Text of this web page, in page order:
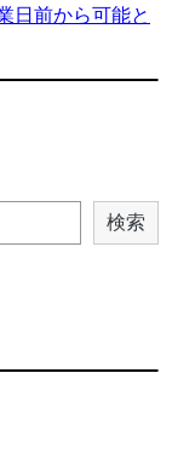
日前から可能と
検索